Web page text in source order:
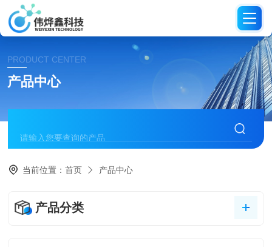
PRODUCT CENTER
产品中心
当前位置：首页 产品中心
产品分类